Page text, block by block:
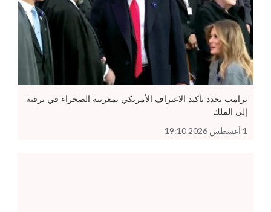
ترامب يجدد تأكيد الاعتراف الأمريكي بمغربية الصحراء في برقية
إلى الملك
1 أغسطس 2026 19:10